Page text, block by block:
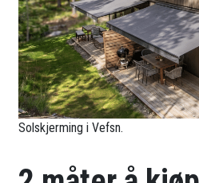
Solskjerming i Vefsn.